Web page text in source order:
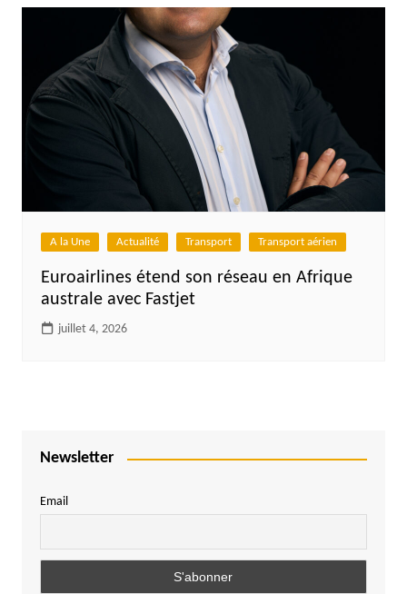
A la Une Actualité Transport Transport aérien
Euroairlines étend son réseau en Afrique
australe avec Fastjet
juillet 4, 2026
Newsletter
Email